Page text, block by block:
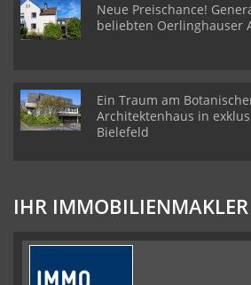
Neue Preischance!
beliebten Oerlinghauser
Ein Traum am
Architektenhaus in
Bielefeld
IHR